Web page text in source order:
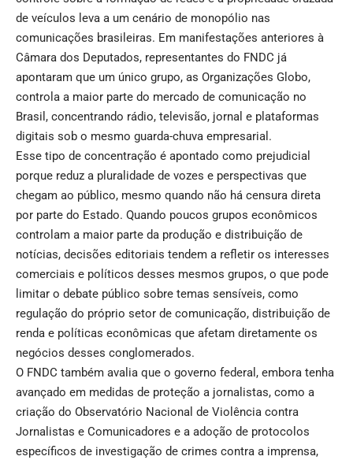
de veículos leva a um cenário de monopólio nas
comunicações brasileiras. Em manifestações anteriores à
Câmara dos Deputados, representantes do FNDC já
apontaram que um único grupo, as Organizações Globo,
controla a maior parte do mercado de comunicação no
Brasil, concentrando rádio, televisão, jornal e plataformas
digitais sob o mesmo guarda-chuva empresarial.
Esse tipo de concentração é apontado como prejudicial
porque reduz a pluralidade de vozes e perspectivas que
chegam ao público, mesmo quando não há censura direta
por parte do Estado. Quando poucos grupos econômicos
controlam a maior parte da produção e distribuição de
notícias, decisões editoriais tendem a refletir os interesses
comerciais e políticos desses mesmos grupos, o que pode
limitar o debate público sobre temas sensíveis, como
regulação do próprio setor de comunicação, distribuição de
renda e políticas econômicas que afetam diretamente os
negócios desses conglomerados.
O FNDC também avalia que o governo federal, embora tenha
avançado em medidas de proteção a jornalistas, como a
criação do Observatório Nacional de Violência contra
Jornalistas e Comunicadores e a adoção de protocolos
específicos de investigação de crimes contra a imprensa,